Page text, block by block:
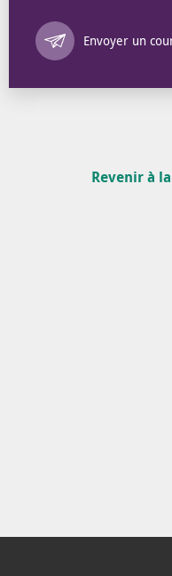
Envoyer un
Revenir à